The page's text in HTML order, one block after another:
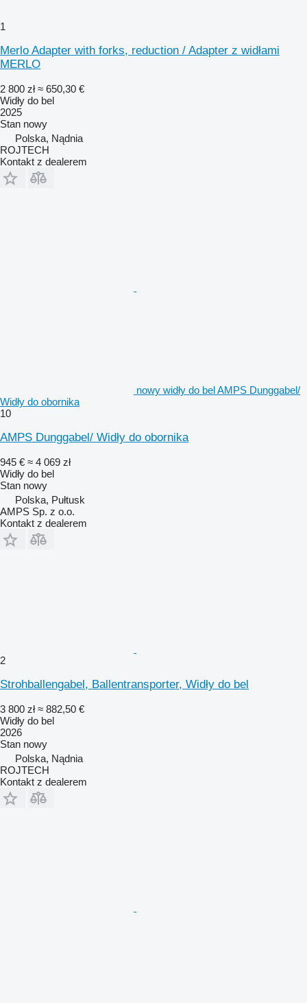
1
Merlo Adapter with forks, reduction / Adapter z widłami
MERLO
2 800 zł ≈ 650,30 €
Widły do bel
2025
Stan nowy
Polska, Nądnia
ROJTECH
Kontakt z dealerem
nowy widły do bel AMPS Dunggabel/
Widły do obornika
10
AMPS Dunggabel/ Widły do obornika
945 € ≈ 4 069 zł
Widły do bel
Stan nowy
Polska, Pułtusk
AMPS Sp. z o.o.
Kontakt z dealerem
2
Strohballengabel, Ballentransporter, Widły do bel
3 800 zł ≈ 882,50 €
Widły do bel
2026
Stan nowy
Polska, Nądnia
ROJTECH
Kontakt z dealerem